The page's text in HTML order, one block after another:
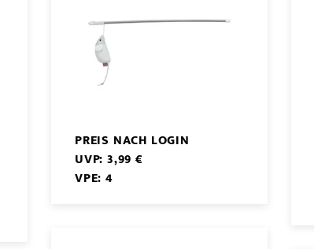
PREIS NACH LOGIN
UVP: 3,99 €
VPE: 4